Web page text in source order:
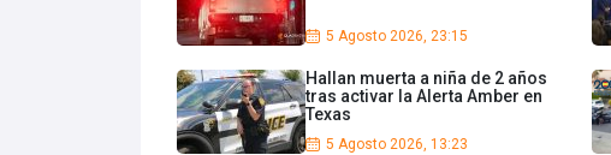
5 Agosto 2026, 23:15
Hallan muerta a niña de 2 años
tras activar la Alerta Amber en
Texas
5 Agosto 2026, 13:23